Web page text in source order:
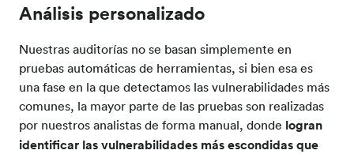
Análisis personalizado
Nuestras auditorías no se basan simplemente en
pruebas automáticas de herramientas, si bien esa es
una fase en la que detectamos las vulnerabilidades más
comunes, la mayor parte de las pruebas son realizadas
por nuestros analistas de forma manual, donde logran
identificar las vulnerabilidades más escondidas que